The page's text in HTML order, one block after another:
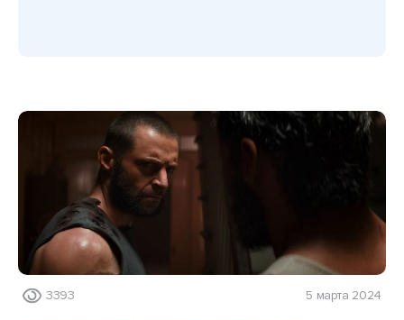
3393 5 марта 2024